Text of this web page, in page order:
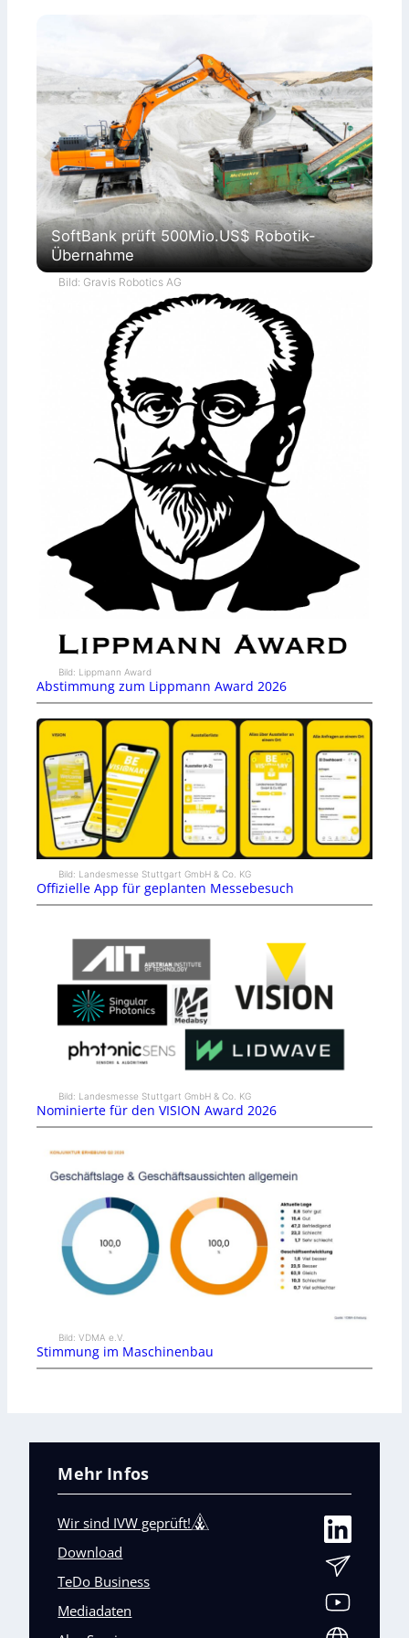
SoftBank prüft 500Mio.US$ Robotik-
Übernahme
Bild: Gravis Robotics AG
Bild: Lippmann Award
Abstimmung zum Lippmann Award 2026
Bild: Landesmesse Stuttgart GmbH & Co. KG
Offizielle App für geplanten Messebesuch
Bild: Landesmesse Stuttgart GmbH & Co. KG
Nominierte für den VISION Award 2026
Bild: VDMA e.V.
Stimmung im Maschinenbau
Mehr Infos
Wir sind IVW geprüft!
Download
TeDo Business
Mediadaten